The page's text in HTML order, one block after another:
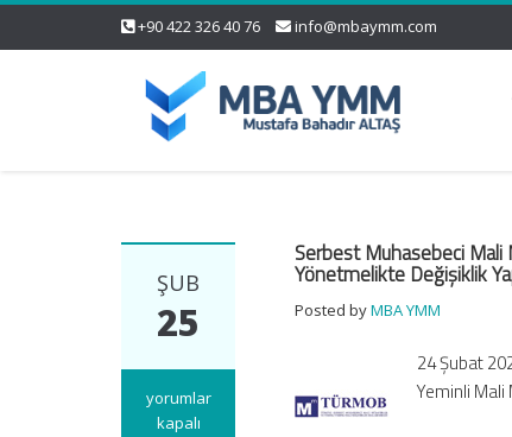
+90 422 326 40 76 info@mbaymm.com
ŞUB
25
Serbest
Muhasebeci
yorumlar
kapalı
Serbest Muhasebeci Mali
Yönetmelikte Değişiklik
Posted byMBA YMM
24 Şubat
Yeminli Mali